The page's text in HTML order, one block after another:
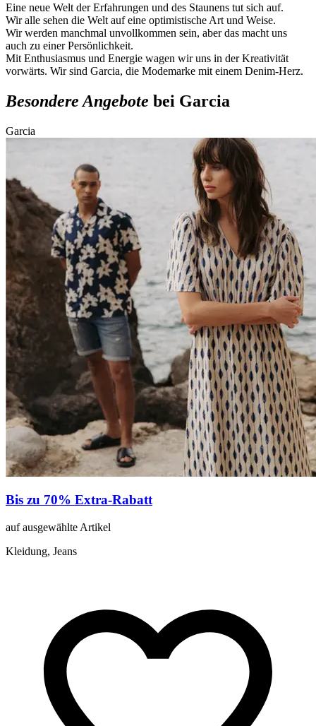
Eine neue Welt der Erfahrungen und des Staunens tut sich auf.
Wir alle sehen die Welt auf eine optimistische Art und Weise.
Wir werden manchmal unvollkommen sein, aber das macht uns
auch zu einer Persönlichkeit.
Mit Enthusiasmus und Energie wagen wir uns in der Kreativität
vorwärts. Wir sind Garcia, die Modemarke mit einem Denim-Herz.
Besondere Angebote bei Garcia
Garcia
Bis zu 70% Extra-Rabatt
auf ausgewählte Artikel
Kleidung, Jeans